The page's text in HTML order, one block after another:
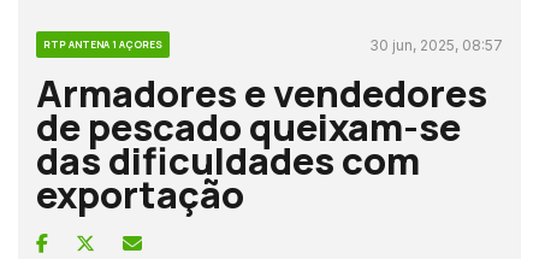
RTP ANTENA 1 AÇORES 30 jun, 2025, 08:57
Armadores e vendedores
de pescado queixam-se
das dificuldades com
exportação